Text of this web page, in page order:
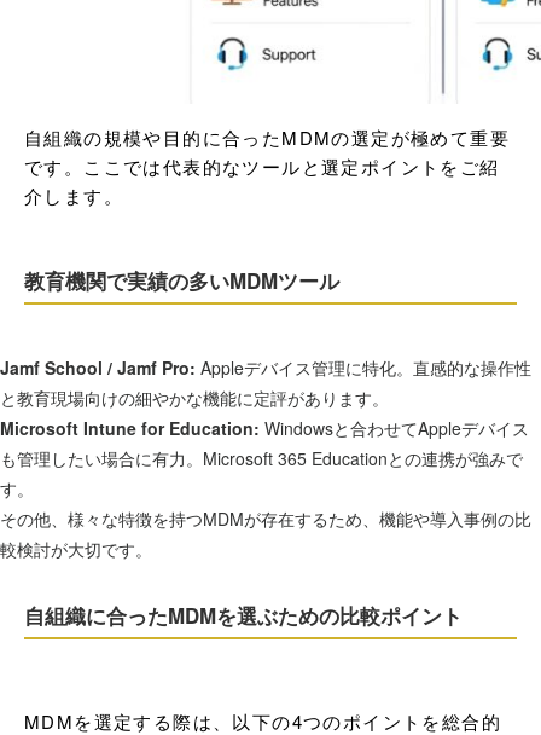
自組織の規模や目的に合ったMDMの選定が極めて重要
です。ここでは代表的なツールと選定ポイントをご紹
介します。
教育機関で実績の多いMDMツール
Jamf School / Jamf Pro: Appleデバイス管理に特化。直感的な操作性
と教育現場向けの細やかな機能に定評があります。
Microsoft Intune for Education: Windowsと合わせてAppleデバイス
も管理したい場合に有力。Microsoft 365 Educationとの連携が強みで
す。
その他、様々な特徴を持つMDMが存在するため、機能や導入事例の比
較検討が大切です。
自組織に合ったMDMを選ぶための比較ポイント
MDMを選定する際は、以下の4つのポイントを総合的